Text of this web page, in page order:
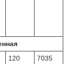
120 7035